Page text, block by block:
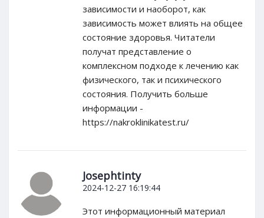
зависимости и наоборот, как
зависимость может влиять на общее
состояние здоровья. Читатели
получат представление о
комплексном подходе к лечению как
физического, так и психического
состояния. Получить больше
информации -
https://nakroklinikatest.ru/
Josephtinty
2024-12-27 16:19:44
Этот информационный материал